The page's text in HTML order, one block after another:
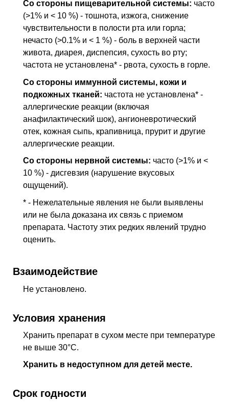
Со стороны пищеварительной системы: часто
(>1% и < 10 %) - тошнота, изжога, снижение
чувствительности в полости рта или горла;
нечасто (>0.1% и < 1 %) - боль в верхней части
живота, диарея, диспепсия, сухость во рту;
частота не установлена* - рвота, сухость в горле.
Со стороны иммунной системы, кожи и
подкожных тканей: частота не установлена* -
аллергические реакции (включая
анафилактический шок), ангионевротический
отек, кожная сыпь, крапивница, прурит и другие
аллергические реакции.
Со стороны нервной системы: часто (>1% и <
10 %) - дисгевзия (нарушение вкусовых
ощущений).
* - Нежелательные явления не были выявлены
или не была доказана их связь с приемом
препарата. Частоту этих редких явлений трудно
оценить.
Взаимодействие
Не установлено.
Условия хранения
Хранить препарат в сухом месте при температуре
не выше 30°С.
Хранить в недоступном для детей месте.
Срок годности